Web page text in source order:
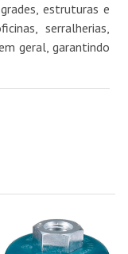
estruturas e
serralherias,
geral, garantindo